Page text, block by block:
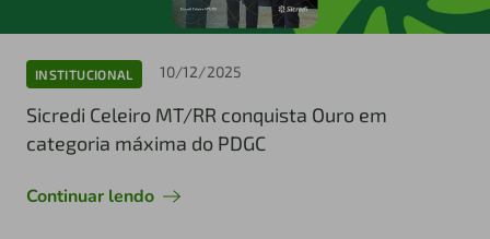
INSTITUCIONAL 10/12/2025
Sicredi Celeiro MT/RR conquista Ouro em
categoria máxima do PDGC
Continuar lendo